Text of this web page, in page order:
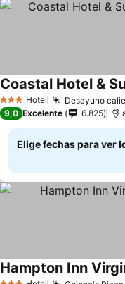
3 Estrellas
Hotel Desayuno
9,0 Excelente 6.825
Elige fechas para ver